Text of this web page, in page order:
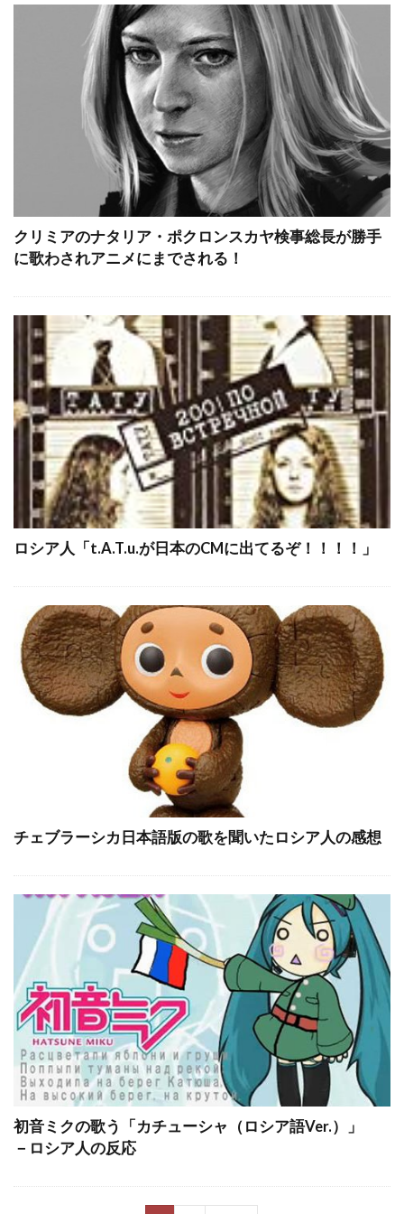
クリミアのナタリア・ポクロンスカヤ検事総長が勝手
に歌わされアニメにまでされる！
ロシア人「t.A.T.u.が日本のCMに出てるぞ！！！！」
チェブラーシカ日本語版の歌を聞いたロシア人の感想
初音ミクの歌う「カチューシャ（ロシア語Ver.）」
－ロシア人の反応